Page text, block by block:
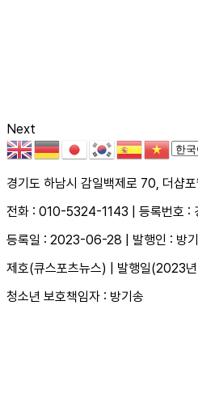
Next
경기도 하남시 감일백제로 70, 더샵
전화 : 010-5324-1143 | 등록번호 :
등록일 : 2023-06-28 | 발행인 : 방
제호(큐스포츠뉴스) | 발행일(2023
청소년 보호책임자 : 방기송